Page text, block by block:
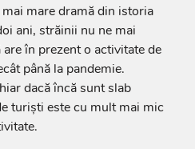
mare dramă din istoria
ani, străinii nu ne mai
în prezent o activitate de
până la pandemie.
dacă încă sunt slab
turiști este cu mult mai mic